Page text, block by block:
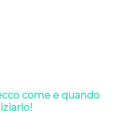
come e quando